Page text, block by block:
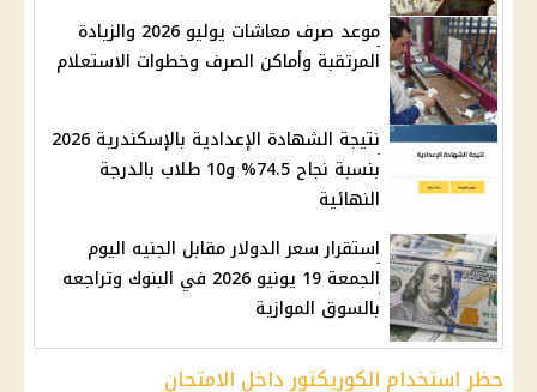
موعد صرف معاشات يوليو 2026 والزيادة
المرتقبة وأماكن الصرف وخطوات الاستعلام
نتيجة الشهادة الإعدادية بالإسكندرية 2026
بنسبة نجاح 74.5% و10 طلاب بالدرجة
النهائية
استقرار سعر الدولار مقابل الجنيه اليوم
الجمعة 19 يونيو 2026 في البنوك وتراجعه
بالسوق الموازية
حظر استخدام الكوريكتور داخل الامتحان